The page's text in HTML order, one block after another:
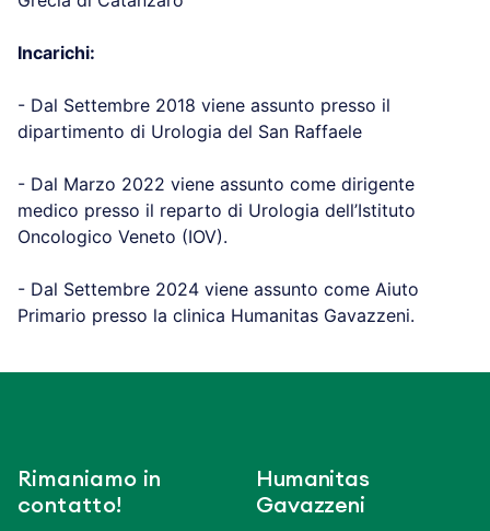
Incarichi:
- Dal Settembre 2018 viene assunto presso il
dipartimento di Urologia del San Raffaele
- Dal Marzo 2022 viene assunto come dirigente
medico presso il reparto di Urologia dell’Istituto
Oncologico Veneto (IOV).
- Dal Settembre 2024 viene assunto come Aiuto
Primario presso la clinica Humanitas Gavazzeni.
Rimaniamo in
contatto!
Humanitas
Gavazzeni